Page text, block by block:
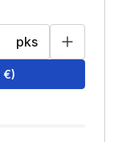
pks
€)